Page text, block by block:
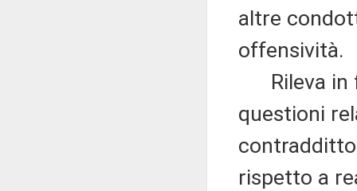
altre
offensività.
Rileva in
questioni
rispetto a